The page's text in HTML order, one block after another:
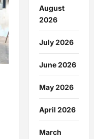
August
2026
July 2026
June 2026
May 2026
April 2026
March